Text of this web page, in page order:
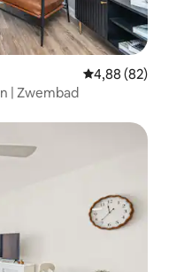
Gemiddelde
4,88 (82)
| Zwembad